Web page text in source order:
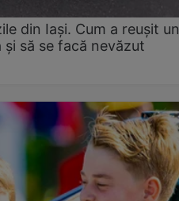
din Iași. Cum a reușit un
să se facă nevăzut